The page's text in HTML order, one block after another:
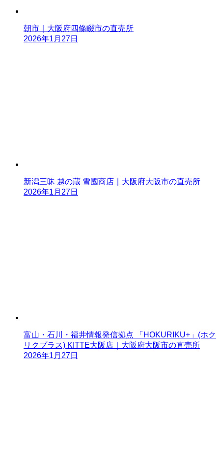
朝市｜大阪府四條畷市の直売所
2026年1月27日
新潟三昧 越の蔵 雪國商店｜大阪府大阪市の直売所
2026年1月27日
富山・石川・福井情報発信拠点 「HOKURIKU+」(ホク
リクプラス) KITTE大阪店｜大阪府大阪市の直売所
2026年1月27日